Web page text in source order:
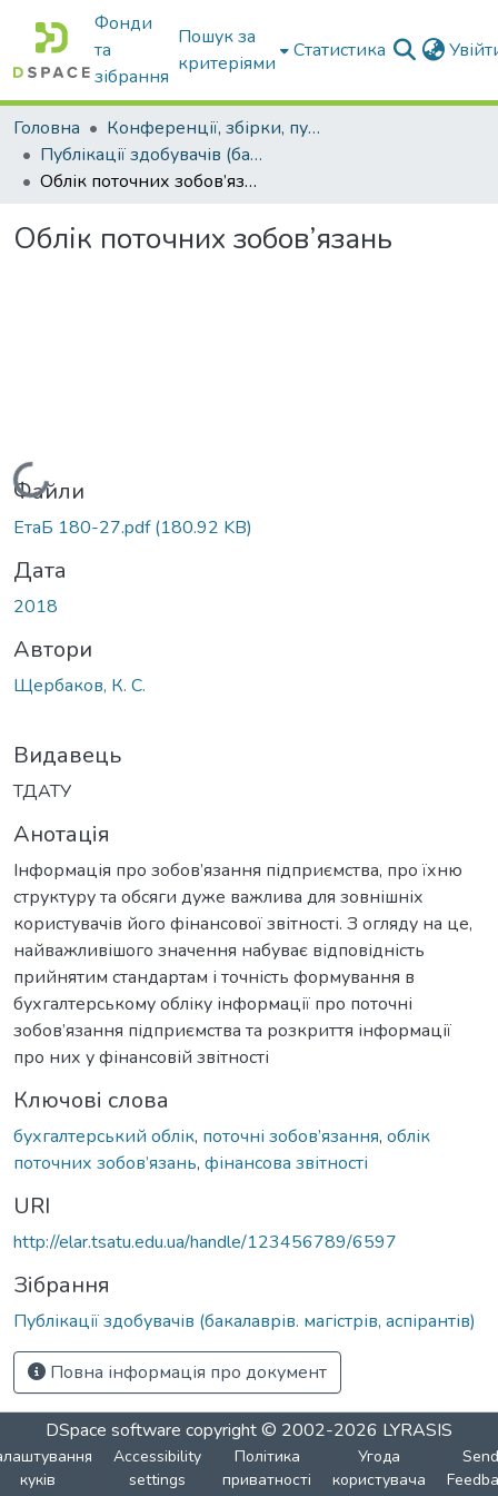
Фонди
та
зібрання
Пошук за
критеріями
Статистика
Головна
Конференції, збірки, публікації молодих вчених і здобувачів : магістрів, бакалаврів, аспірантів.
Публікації здобувачів (бакалаврів. магістрів, аспірантів)
Облік поточних зобов’язань
Облік поточних зобов’язань
Вантажиться...
Файли
ЕтаБ 180-27.pdf(180.92 KB)
Дата
2018
Автори
Щербаков, К. С.
Видавець
ТДАТУ
Анотація
Інформація про зобов’язання підприємства, про їхню
структуру та обсяги дуже важлива для зовнішніх
користувачів його фінансової звітності. З огляду на це,
найважливішого значення набуває відповідність
прийнятим стандартам і точність формування в
бухгалтерському обліку інформації про поточні
зобов’язання підприємства та розкриття інформації
про них у фінансовій звітності
Ключові слова
бухгалтерський облік, поточні зобов’язання, облік
поточних зобов’язань, фінансова звітності
URI
http://elar.tsatu.edu.ua/handle/123456789/6597
Зібрання
Публікації здобувачів (бакалаврів. магістрів, аспірантів)
Повна інформація про документ
DSpace software copyright © 2002-2026 LYRASIS
куків
Accessibility
settings
Політика
приватності
Угода
користувача
Send